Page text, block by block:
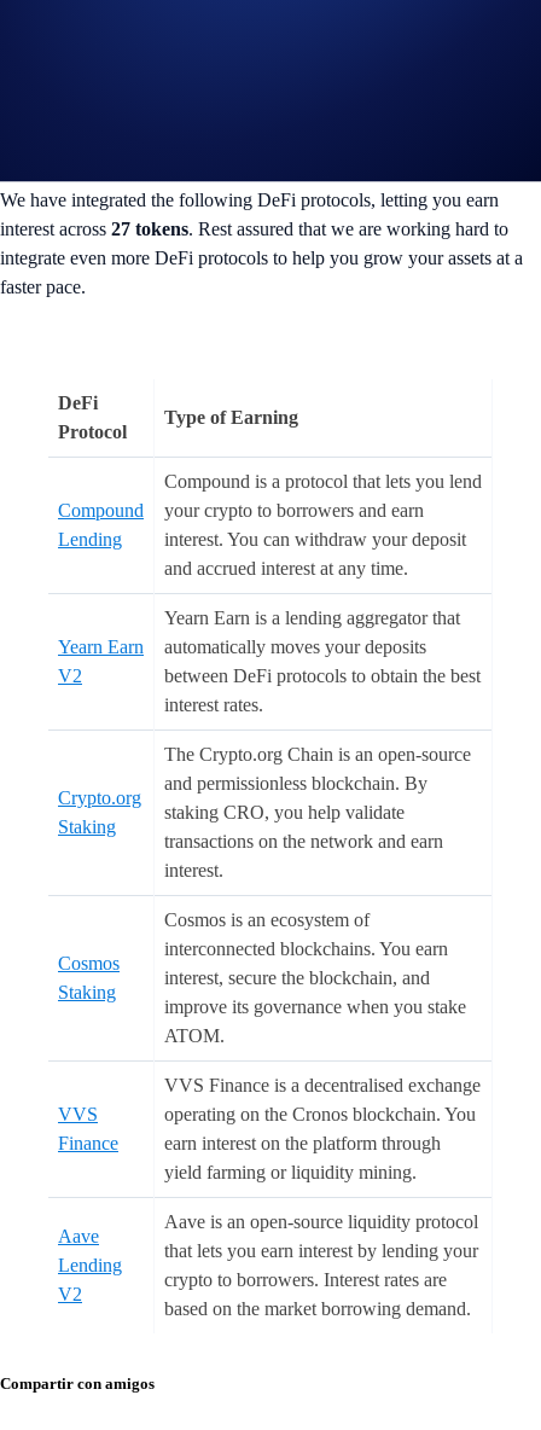
We have integrated the following DeFi protocols, letting you earn
interest across 27 tokens. Rest assured that we are working hard to
integrate even more DeFi protocols to help you grow your assets at a
faster pace.
DeFi
Protocol
Type of Earning
Compound
Lending
Compound is a protocol that lets you lend
your crypto to borrowers and earn
interest. You can withdraw your deposit
and accrued interest at any time.
Yearn Earn
V2
Yearn Earn is a lending aggregator that
automatically moves your deposits
between DeFi protocols to obtain the best
interest rates.
Crypto.org
Staking
The Crypto.org Chain is an open-source
and permissionless blockchain. By
staking CRO, you help validate
transactions on the network and earn
interest.
Cosmos
Staking
Cosmos is an ecosystem of
interconnected blockchains. You earn
interest, secure the blockchain, and
improve its governance when you stake
ATOM.
VVS
Finance
VVS Finance is a decentralised exchange
operating on the Cronos blockchain. You
earn interest on the platform through
yield farming or liquidity mining.
Aave
Lending
V2
Aave is an open-source liquidity protocol
that lets you earn interest by lending your
crypto to borrowers. Interest rates are
based on the market borrowing demand.
Compartir con amigos